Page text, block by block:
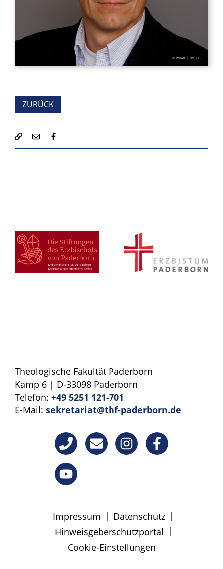
© Privat | ThF PB
ZURÜCK
Theologische Fakultät Paderborn
Kamp 6 | D-33098 Paderborn
Telefon: +49 5251 121-701
E-Mail: sekretariat@thf-paderborn.de
Impressum | Datenschutz |
Hinweisgeberschutzportal |
Cookie-Einstellungen